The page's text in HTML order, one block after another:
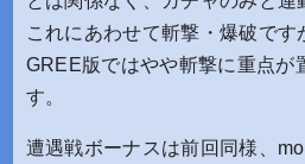
これにあわせて斬撃・爆破です
GREE版ではやや斬撃に重点が
す。
遭遇戦ボーナスは前回同様、